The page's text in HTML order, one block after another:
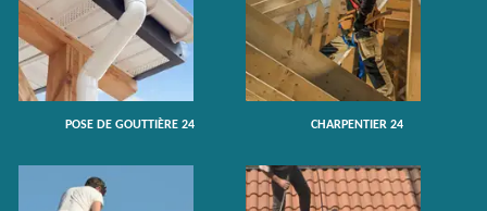
POSE DE GOUTTIÈRE 24 CHARPENTIER 24